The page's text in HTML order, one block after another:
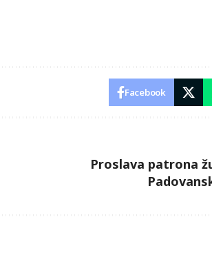
Facebook
Proslava patrona